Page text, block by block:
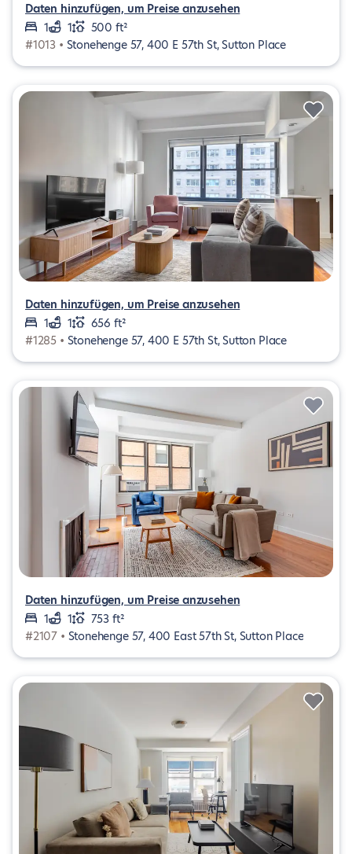
Daten hinzufügen, um Preise anzusehen
1
1
500 ft²
#1013 • Stonehenge 57, 400 E 57th St, Sutton Place
Daten hinzufügen, um Preise anzusehen
1
1
656 ft²
#1285 • Stonehenge 57, 400 E 57th St, Sutton Place
Daten hinzufügen, um Preise anzusehen
1
1
753 ft²
#2107 • Stonehenge 57, 400 East 57th St, Sutton Place